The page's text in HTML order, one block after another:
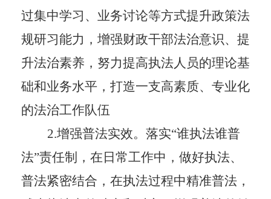
过集中学习、业务讨论等方式提升政策法
规研习能力，增强财政干部法治意识、提
升法治素养，努力提高执法人员的理论基
础和业务水平，打造一支高素质、专业化
的法治工作队伍
2.增强普法实效。 落实“谁执法谁普
法”责任制，在日常工作中，做好执法、
普法紧密结合，在执法过程中精准普法，